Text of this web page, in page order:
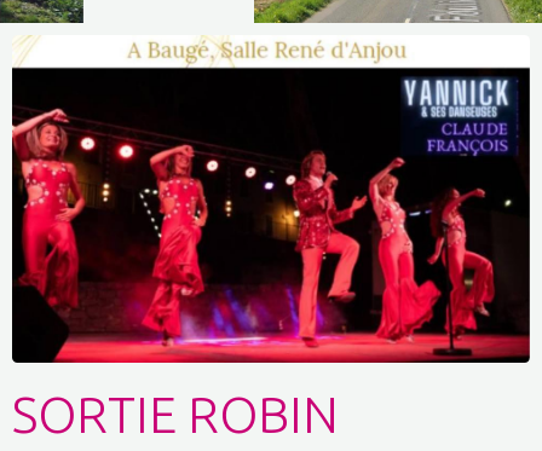
SORTIE ROBIN